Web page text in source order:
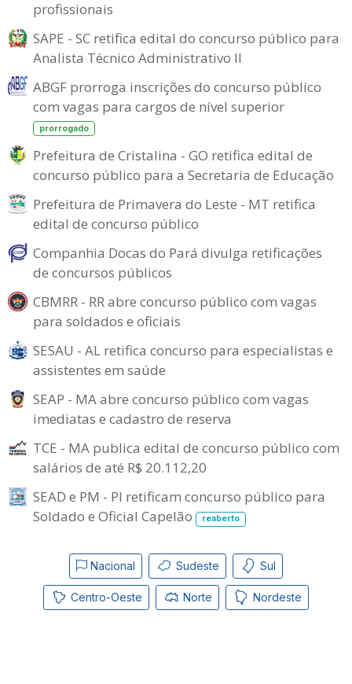
profissionais
SAPE - SC retifica edital do concurso público para
Analista Técnico Administrativo II
ABGF prorroga inscrições do concurso público
com vagas para cargos de nível superior
prorrogado
Prefeitura de Cristalina - GO retifica edital de
concurso público para a Secretaria de Educação
Prefeitura de Primavera do Leste - MT retifica
edital de concurso público
Companhia Docas do Pará divulga retificações
de concursos públicos
CBMRR - RR abre concurso público com vagas
para soldados e oficiais
SESAU - AL retifica concurso para especialistas e
assistentes em saúde
SEAP - MA abre concurso público com vagas
imediatas e cadastro de reserva
TCE - MA publica edital de concurso público com
salários de até R$ 20.112,20
SEAD e PM - PI retificam concurso público para
Soldado e Oficial Capelão
reaberto
Nacional Sudeste Sul
Centro-Oeste Norte Nordeste